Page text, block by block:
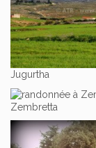
Jugurtha
Zembretta